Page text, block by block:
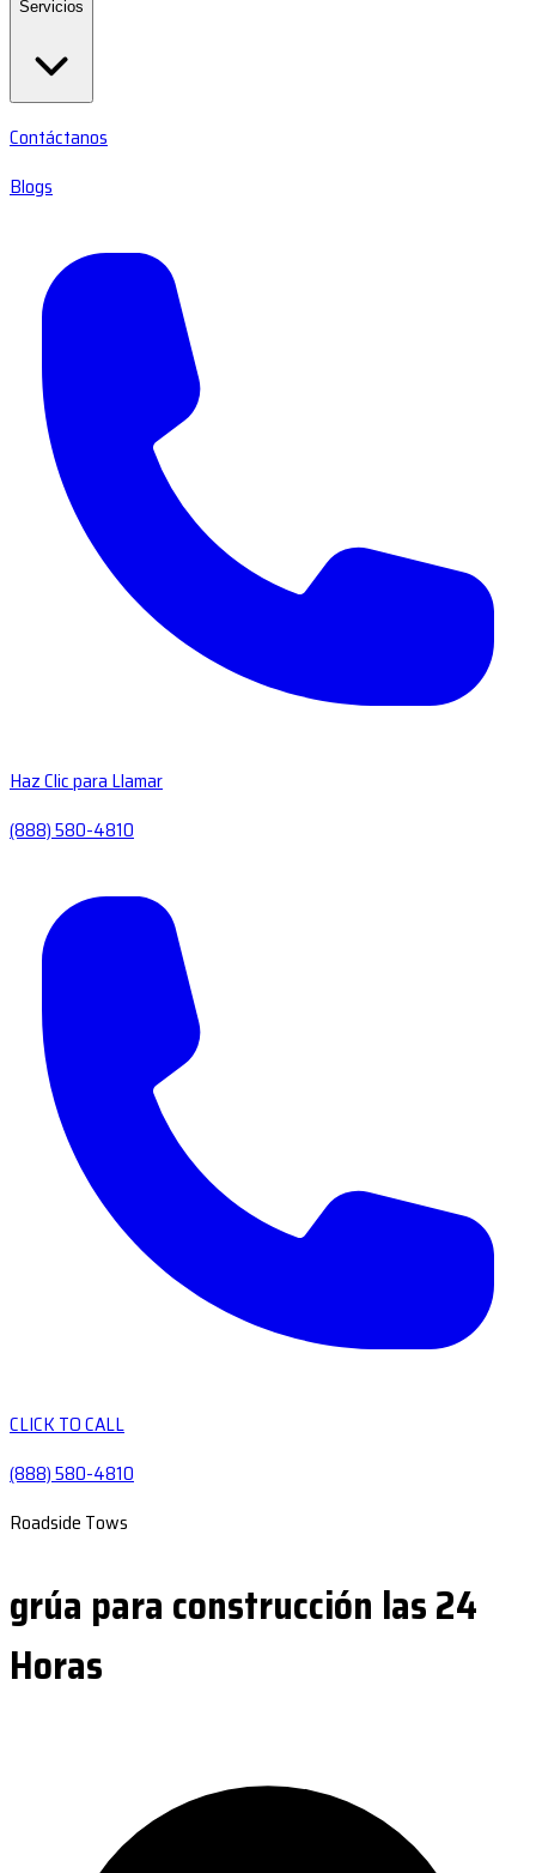
Servicios
Contáctanos
Blogs
Haz Clic para Llamar
(888) 580-4810
CLICK TO CALL
(888) 580-4810
Roadside Tows
grúa para construcción las 24
Horas